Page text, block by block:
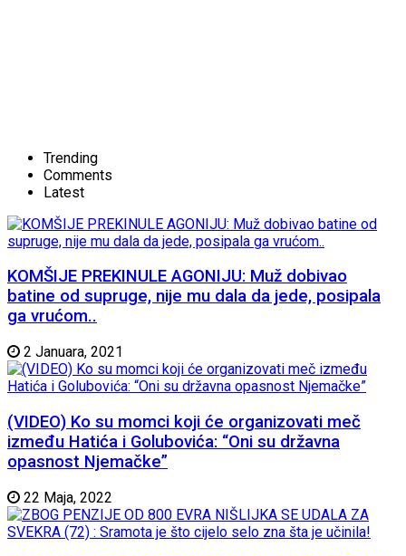
Trending
Comments
Latest
KOMŠIJE PREKINULE AGONIJU: Muž dobivao
batine od supruge, nije mu dala da jede, posipala
ga vrućom..
2 Januara, 2021
(VIDEO) Ko su momci koji će organizovati meč
između Hatića i Golubovića: “Oni su državna
opasnost Njemačke”
22 Maja, 2022